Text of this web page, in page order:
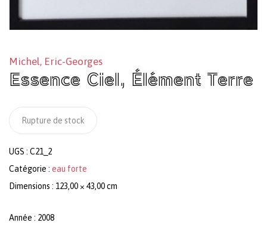
Michel, Eric-Georges
Essence Ciel, Élément Terre
Rupture de stock
UGS : C21_2
Catégorie : eau forte
Dimensions : 123,00 × 43,00 cm
Année : 2008